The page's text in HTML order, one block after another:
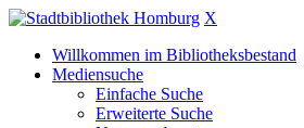
X
Willkommen im Bibliotheksbestand
Mediensuche
Einfache Suche
Erweiterte Suche